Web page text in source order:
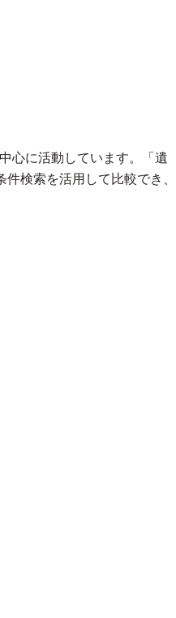
心に活動しています。「遺
検索を活用して比較でき、